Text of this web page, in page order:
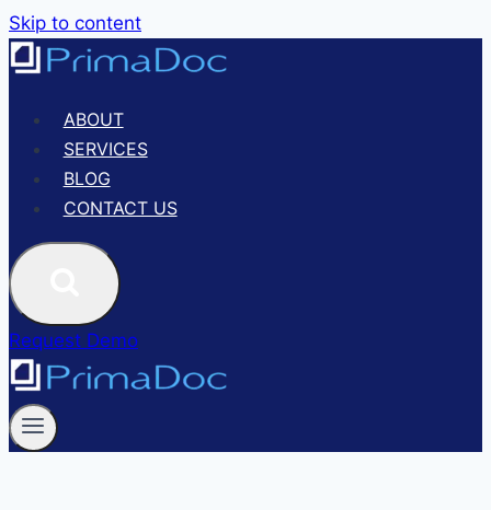
Skip to content
ABOUT
SERVICES
BLOG
CONTACT US
Request Demo